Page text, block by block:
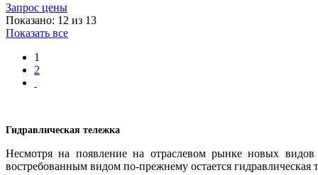
Запрос цены
Показано: 12 из 13
Показать все
1
2
Гидравлическая тележка
Несмотря на появление на отраслевом рынке новых видов
востребованным видом по-прежнему остается гидравлическая